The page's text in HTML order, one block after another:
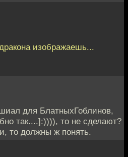
изображаешь...
для БлатныхГоблинов,
так....]:)))), то не сделают?
то должны ж понять.